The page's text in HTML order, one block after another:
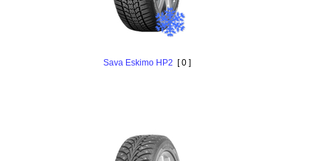
Sava Eskimo HP2 [ 0 ]